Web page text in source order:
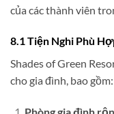
của các thành viên
8.1 Tiện Nghi Phù
Shades of Green
cho gia đình, bao gồm: